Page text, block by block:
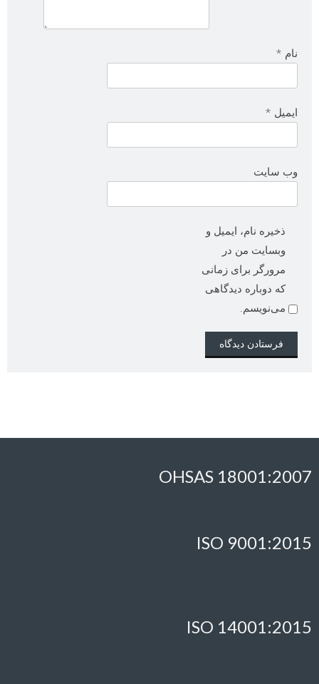
نام *
ایمیل *
وب‌ سایت
ذخیره نام، ایمیل و
وبسایت من در
مرورگر برای زمانی
که دوباره دیدگاهی
می‌نویسم.
OHSAS 18001:2007
ISO 9001:2015
ISO 14001:2015